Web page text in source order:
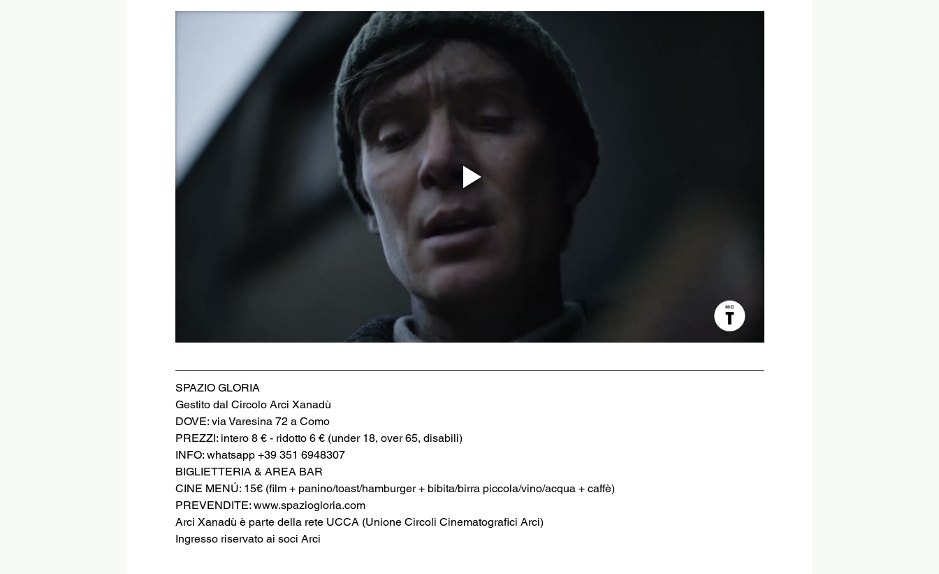
SPAZIO GLORIA
Gestito dal Circolo Arci Xanadù
DOVE: via Varesina 72 a Como
PREZZI: intero 8 € - ridotto 6 € (under 18, over 65, disabili)
INFO: whatsapp +39 351 6948307
BIGLIETTERIA & AREA BAR
CINE MENÚ: 15€ (film + panino/toast/hamburger + bibita/birra piccola/vino/acqua + caffè)
PREVENDITE: www.spaziogloria.com
Arci Xanadù è parte della rete UCCA (Unione Circoli Cinematografici Arci)
Ingresso riservato ai soci Arci